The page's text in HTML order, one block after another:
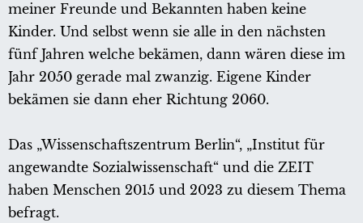
meiner Freunde und Bekannten haben keine
Kinder. Und selbst wenn sie alle in den nächsten
fünf Jahren welche bekämen, dann wären diese im
Jahr 2050 gerade mal zwanzig. Eigene Kinder
bekämen sie dann eher Richtung 2060.
Das „Wissenschaftszentrum Berlin“, „Institut für
angewandte Sozialwissenschaft“ und die ZEIT
haben Menschen 2015 und 2023 zu diesem Thema
befragt.